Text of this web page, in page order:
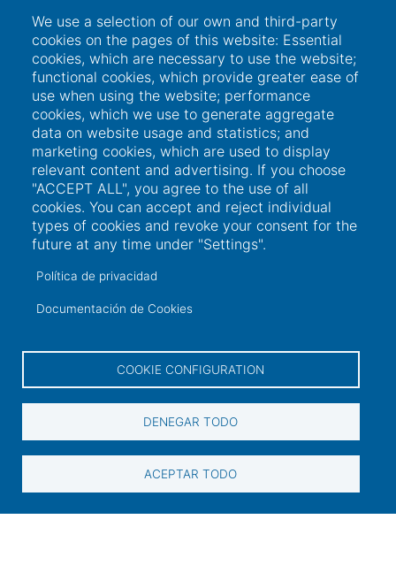
Contact information
+34 986 565 129
sac@portovilagarcia.es
DIR3: EA0001323
Links of interest
User access
Electronic office
Contractor profile
Contact
2021 Autoridad Portuaria de Vilagarcía de Arousa.
We use a selection of our own and third-party
cookies on the pages of this website: Essential
cookies, which are necessary to use the website;
functional cookies, which provide greater ease of
use when using the website; performance
cookies, which we use to generate aggregate
data on website usage and statistics; and
marketing cookies, which are used to display
relevant content and advertising. If you choose
"ACCEPT ALL", you agree to the use of all
cookies. You can accept and reject individual
types of cookies and revoke your consent for the
future at any time under "Settings".
Política de privacidad
Documentación de Cookies
COOKIE CONFIGURATION
DENEGAR TODO
ACEPTAR TODO